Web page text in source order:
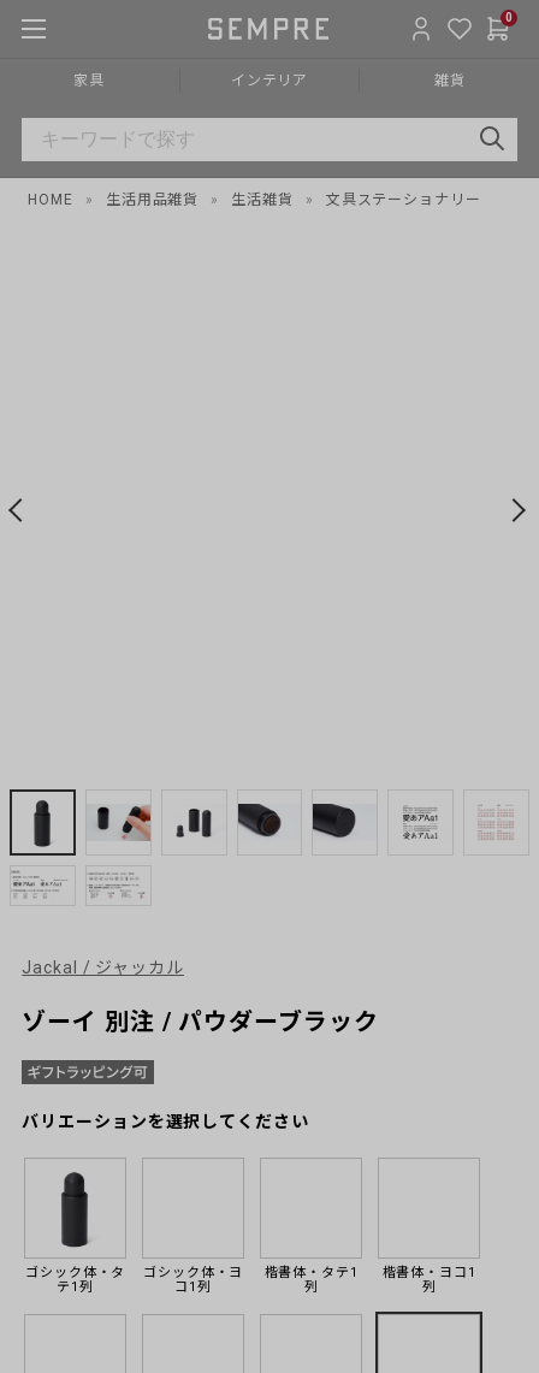
0
家具 インテリア 雑貨
HOME » 生活用品雑貨 » 生活雑貨 » 文具ステーショナリー
Jackal / ジャッカル
ゾーイ 別注 / パウダーブラック
バリエーションを選択してください
ゴシック体・タ
テ1列
ゴシック体・ヨ
コ1列
楷書体・タテ1
列
楷書体・ヨコ1
列